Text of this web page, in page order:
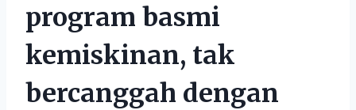
program basmi
kemiskinan, tak
bercanggah dengan